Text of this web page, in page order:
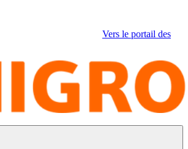
Vers le portail des